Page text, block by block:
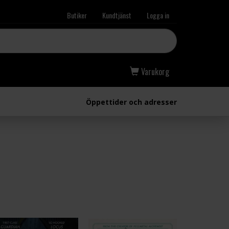
Butiker Kundtjänst Logga in
Varukorg
Öppettider och adresser